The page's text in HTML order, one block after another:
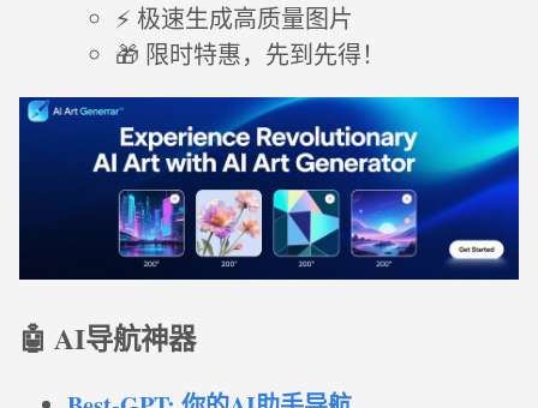
⚡ 极速生成高质量图片
🎁 限时特惠，先到先得！
🤖 AI导航神器